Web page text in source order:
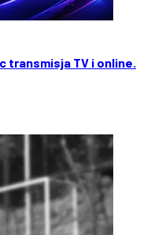
transmisja TV i online.